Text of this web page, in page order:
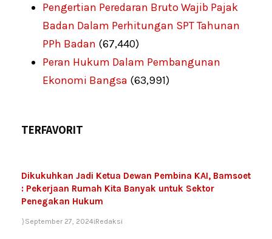
Pengertian Peredaran Bruto Wajib Pajak
Badan Dalam Perhitungan SPT Tahunan
PPh Badan (67,440)
Peran Hukum Dalam Pembangunan
Ekonomi Bangsa (63,991)
TERFAVORIT
Dikukuhkan Jadi Ketua Dewan Pembina KAI, Bamsoet
: Pekerjaan Rumah Kita Banyak untuk Sektor
Penegakan Hukum
September 27, 2024 Redaksi